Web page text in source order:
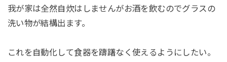
我が家は全然自炊はしませんがお酒を飲むのでグラスの
洗い物が結構出ます。
これを自動化して食器を躊躇なく使えるようにしたい。